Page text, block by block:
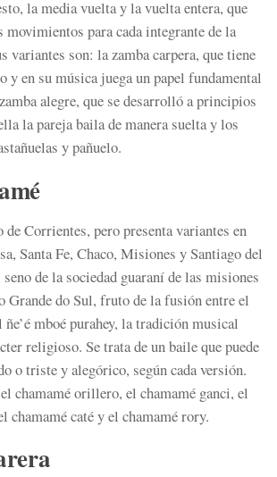
la media vuelta y la vuelta entera, que
para cada integrante de la
variantes son: la zamba carpera, que tiene
en su música juega un papel fundamental
alegre, que se desarrolló a principios
la pareja baila de manera suelta y los
y pañuelo.
Corrientes, pero presenta variantes en
Santa Fe, Chaco, Misiones y Santiago del
de la sociedad guaraní de las misiones
Grande do Sul, fruto de la fusión entre el
mboé purahey, la tradición musical
religioso. Se trata de un baile que puede
o triste y alegórico, según cada versión.
chamamé orillero, el chamamé ganci, el
chamamé caté y el chamamé rory.